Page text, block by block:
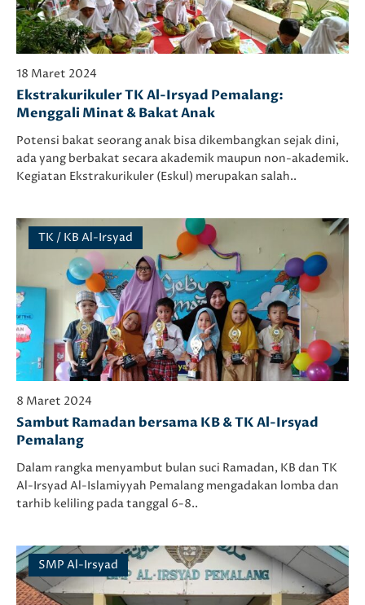
18 Maret 2024
Ekstrakurikuler TK Al-Irsyad Pemalang:
Menggali Minat & Bakat Anak
Potensi bakat seorang anak bisa dikembangkan sejak dini,
ada yang berbakat secara akademik maupun non-akademik.
Kegiatan Ekstrakurikuler (Eskul) merupakan salah..
TK / KB Al-Irsyad
8 Maret 2024
Sambut Ramadan bersama KB & TK Al-Irsyad
Pemalang
Dalam rangka menyambut bulan suci Ramadan, KB dan TK
Al-Irsyad Al-Islamiyyah Pemalang mengadakan lomba dan
tarhib keliling pada tanggal 6-8..
SMP Al-Irsyad